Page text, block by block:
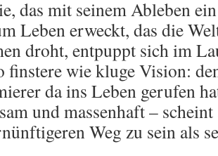
das mit seinem Ableben
Leben erweckt, das die
droht, entpuppt sich im
finstere wie kluge Vision:
da ins Leben gerufen
und massenhaft –
Weg zu sein als